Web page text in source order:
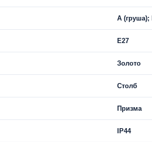
A
E27
Золото
Столб
Призма
IP44